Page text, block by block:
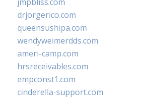
drjorgerico.com
queensushipa.com
wendyweimerdds.com
ameri-camp.com
hrsreceivables.com
empconst1.com
cinderella-support.com